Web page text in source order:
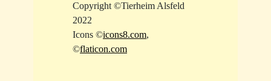
Copyright ©Tierheim Alsfeld
2022
Icons ©icons8.com,
©flaticon.com